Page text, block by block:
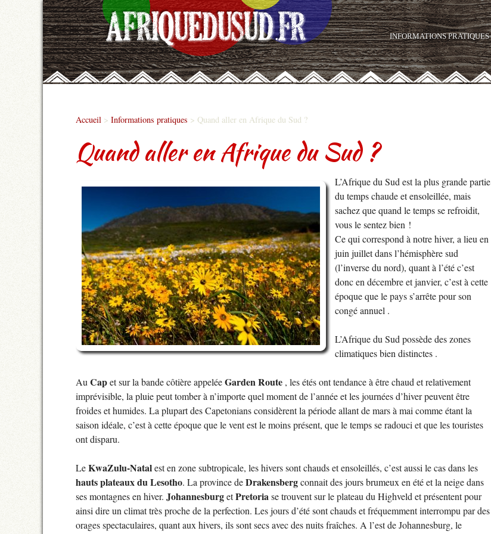
INFORMATIONS PRATIQUES
Accueil > Informations pratiques > Quand aller en Afrique du Sud ?
Quand aller en Afrique du Sud ?
L’Afrique du Sud est la plus grande partie
du temps chaude et ensoleillée, mais
sachez que quand le temps se refroidit,
vous le sentez bien !
Ce qui correspond à notre hiver, a lieu en
juin juillet dans l’hémisphère sud
(l’inverse du nord), quant à l’été c’est
donc en décembre et janvier, c’est à cette
époque que le pays s’arrête pour son
congé annuel .
L’Afrique du Sud possède des zones
climatiques bien distinctes .
Au Capet sur la bande côtière appeléeGarden Route , les étés ont tendance à être chaud et relativement
imprévisible, la pluie peut tomber à n’importe quel moment de l’année et les journées d’hiver peuvent être
froides et humides. La plupart des Capetonians considèrent la période allant de mars à mai comme étant la
saison idéale, c’est à cette époque que le vent est le moins présent, que le temps se radouci et que les touristes
ont disparu.
LeKwaZulu-Natalest en zone subtropicale, les hivers sont chauds et ensoleillés, c’est aussi le cas dans les
hauts plateaux du Lesotho. La province deDrakensbergconnait des jours brumeux en été et la neige dans
ses montagnes en hiver. JohannesburgetPretoria se trouvent sur le plateau du Highveld et présentent pour
ainsi dire un climat très proche de la perfection. Les jours d’été sont chauds et fréquemment interrompu par des
orages spectaculaires, quant aux hivers, ils sont secs avec des nuits fraîches. A l’est de Johannesburg, le